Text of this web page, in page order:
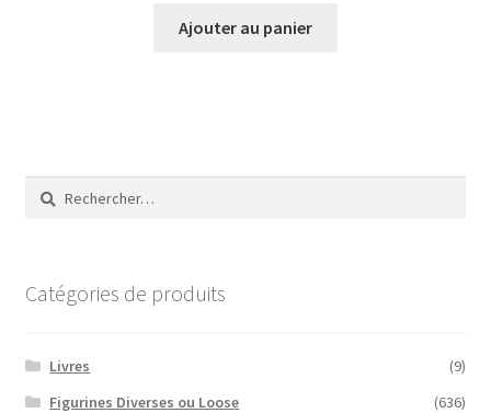
Ajouter au panier
Rechercher :
Catégories de produits
Livres
(9)
Figurines Diverses ou Loose
(636)